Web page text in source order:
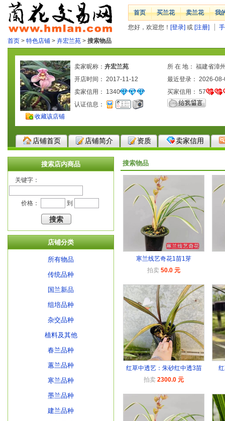
首页 买兰花 卖兰花 我
您好，欢迎您！ [登录] 或 [注册]
首页 > 特色店铺 > 卉宏兰苑 > 搜索物品
收藏该店铺
卖家昵称： 卉宏兰苑
所 在 地： 福建省漳
开店时间： 2017-11-12
最近登录： 2026-
卖家信用： 1340 买家信用： 57
认证信息：
店铺首页 店铺简介 资质 卖家信用
搜索店内商品
关键字：
价格： 到
店铺分类
所有物品
传统品种
国兰新品
组培品种
杂交品种
植料及其他
春兰品种
蕙兰品种
寒兰品种
墨兰品种
建兰品种
搜索物品
寒兰线艺奇花1苗1芽
拍卖 50.0 元
红草中透艺：朱砂红中透3苗
拍卖 2300.0 元